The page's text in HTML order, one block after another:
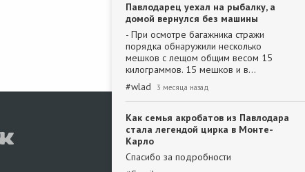
Павлодарец уехал на рыбалку, а
домой вернулся без машины
- При осмотре багажника стражи
порядка обнаружили несколько
мешков с лещом общим весом 15
килограммов. 15 мешков и в…
#wlad 3 месяца назад
Как семья акробатов из Павлодара
стала легендой цирка в Монте-
Карло
Спасибо за подробности